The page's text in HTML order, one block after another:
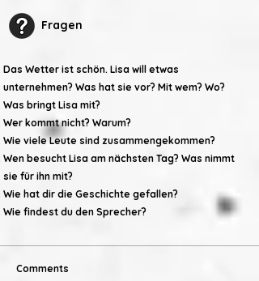
Fragen
Das Wetter ist schön. Lisa will etwas
unternehmen? Was hat sie vor? Mit wem? Wo?
Was bringt Lisa mit?
Wer kommt nicht? Warum?
Wie viele Leute sind zusammengekommen?
Wen besucht Lisa am nächsten Tag? Was nimmt
sie für ihn mit?
Wie hat dir die Geschichte gefallen?
Wie findest du den Sprecher?
Comments